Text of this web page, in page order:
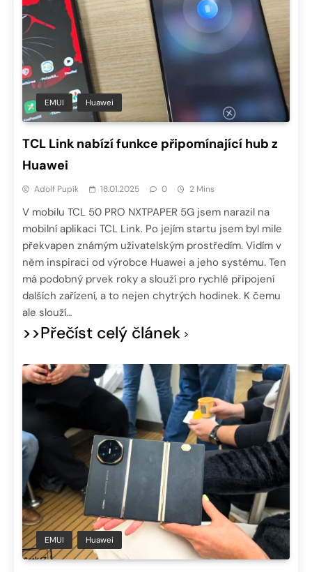
EMUI Huawei
TCL Link nabízí funkce připomínající hub z
Huawei
Adolf Pupík 18.01.2025 0 2 Mins
V mobilu TCL 50 PRO NXTPAPER 5G jsem narazil na
mobilní aplikaci TCL Link. Po jejím startu jsem byl mile
překvapen známým uživatelským prostředím. Vidím v
něm inspiraci od výrobce Huawei a jeho systému. Ten
má podobný prvek roky a slouží pro rychlé připojení
dalších zařízení, a to nejen chytrých hodinek. K čemu
ale slouží…
>>Přečíst celý článek
EMUI Huawei